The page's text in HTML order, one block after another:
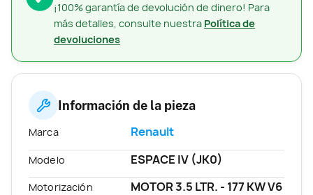
¡100% garantía de devolución de dinero! Para
más detalles, consulte nuestra Política de
devoluciones
Información de la pieza
Marca Renault
Modelo ESPACE IV (JK0)
Motorización MOTOR 3.5 LTR. - 177 KW V6